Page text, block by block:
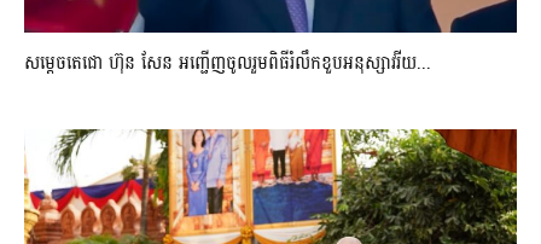
សម្តេចតេជោ ហ៊ុន សែន អញ្ជើញចូលរួមពិធីរំលឹកខួបអនុស្សាវរីយ...